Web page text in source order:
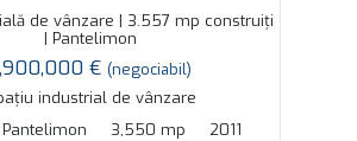
de vânzare | 3.557 mp construiți
| Pantelimon
€ (negociabil)
industrial de vânzare
3,550 mp 2011